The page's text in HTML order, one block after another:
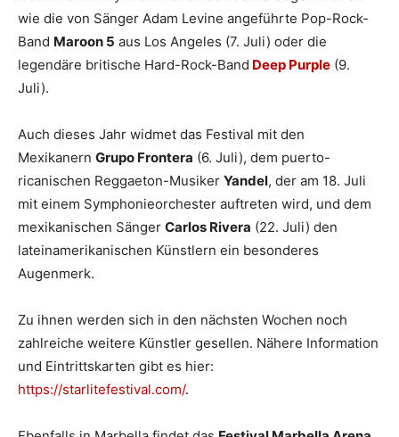
wie die von Sänger Adam Levine angeführte Pop-Rock-
Band Maroon 5 aus Los Angeles (7. Juli) oder die
legendäre britische Hard-Rock-Band Deep Purple (9.
Juli).
Auch dieses Jahr widmet das Festival mit den
Mexikanern Grupo Frontera (6. Juli), dem puerto-
ricanischen Reggaeton-Musiker Yandel, der am 18. Juli
mit einem Symphonieorchester auftreten wird, und dem
mexikanischen Sänger Carlos Rivera (22. Juli) den
lateinamerikanischen Künstlern ein besonderes
Augenmerk.
Zu ihnen werden sich in den nächsten Wochen noch
zahlreiche weitere Künstler gesellen. Nähere Information
und Eintrittskarten gibt es hier:
https://starlitefestival.com/.